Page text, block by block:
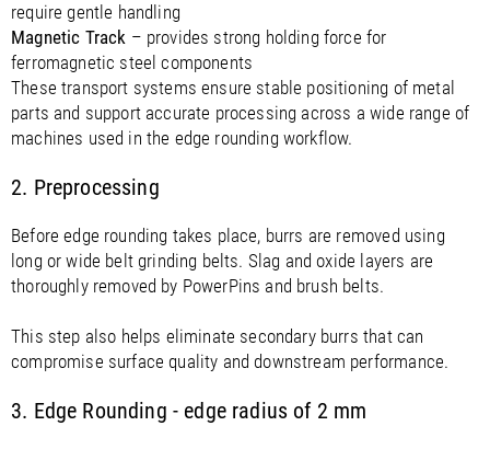
require gentle handling
Magnetic Track – provides strong holding force for
ferromagnetic steel components
These transport systems ensure stable positioning of metal
parts and support accurate processing across a wide range of
machines used in the edge rounding workflow.
2. Preprocessing
Before edge rounding takes place, burrs are removed using
long or wide belt grinding belts. Slag and oxide layers are
thoroughly removed by PowerPins and brush belts.
This step also helps eliminate secondary burrs that can
compromise surface quality and downstream performance.
3. Edge Rounding - edge radius of 2 mm